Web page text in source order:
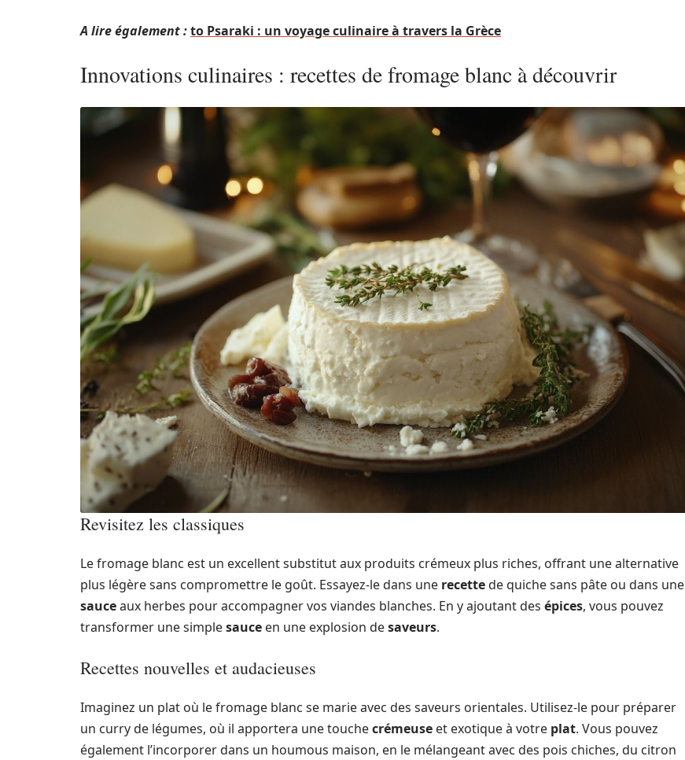
A lire également :to Psaraki : un voyage culinaire à travers la Grèce
Innovations culinaires : recettes de fromage blanc à découvrir
Revisitez les classiques
Le fromage blanc est un excellent substitut aux produits crémeux plus riches, offrant une alternative
plus légère sans compromettre le goût. Essayez-le dans une recettede quiche sans pâte ou dans une
sauceaux herbes pour accompagner vos viandes blanches. En y ajoutant des épices, vous pouvez
transformer une simplesauce en une explosion desaveurs.
Recettes nouvelles et audacieuses
Imaginez un plat où le fromage blanc se marie avec des saveurs orientales. Utilisez-le pour préparer
un curry de légumes, où il apportera une touchecrémeuse et exotique à votre plat. Vous pouvez
également l’incorporer dans un houmous maison, en le mélangeant avec des pois chiches, du citron